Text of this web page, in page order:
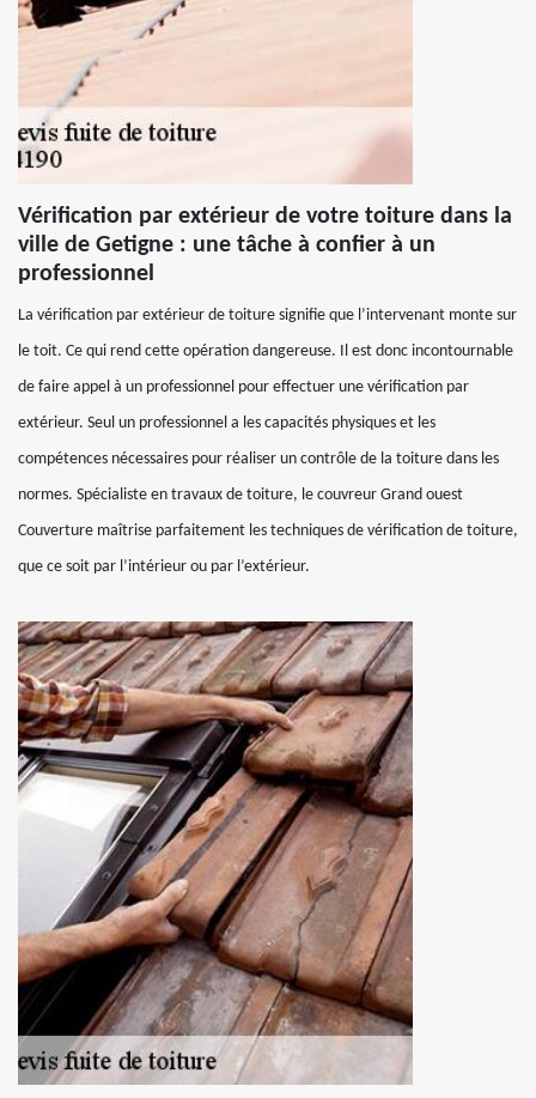
Vérification par extérieur de votre toiture dans la
ville de Getigne : une tâche à confier à un
professionnel
La vérification par extérieur de toiture signifie que l’intervenant monte sur
le toit. Ce qui rend cette opération dangereuse. Il est donc incontournable
de faire appel à un professionnel pour effectuer une vérification par
extérieur. Seul un professionnel a les capacités physiques et les
compétences nécessaires pour réaliser un contrôle de la toiture dans les
normes. Spécialiste en travaux de toiture, le couvreur Grand ouest
Couverture maîtrise parfaitement les techniques de vérification de toiture,
que ce soit par l’intérieur ou par l’extérieur.